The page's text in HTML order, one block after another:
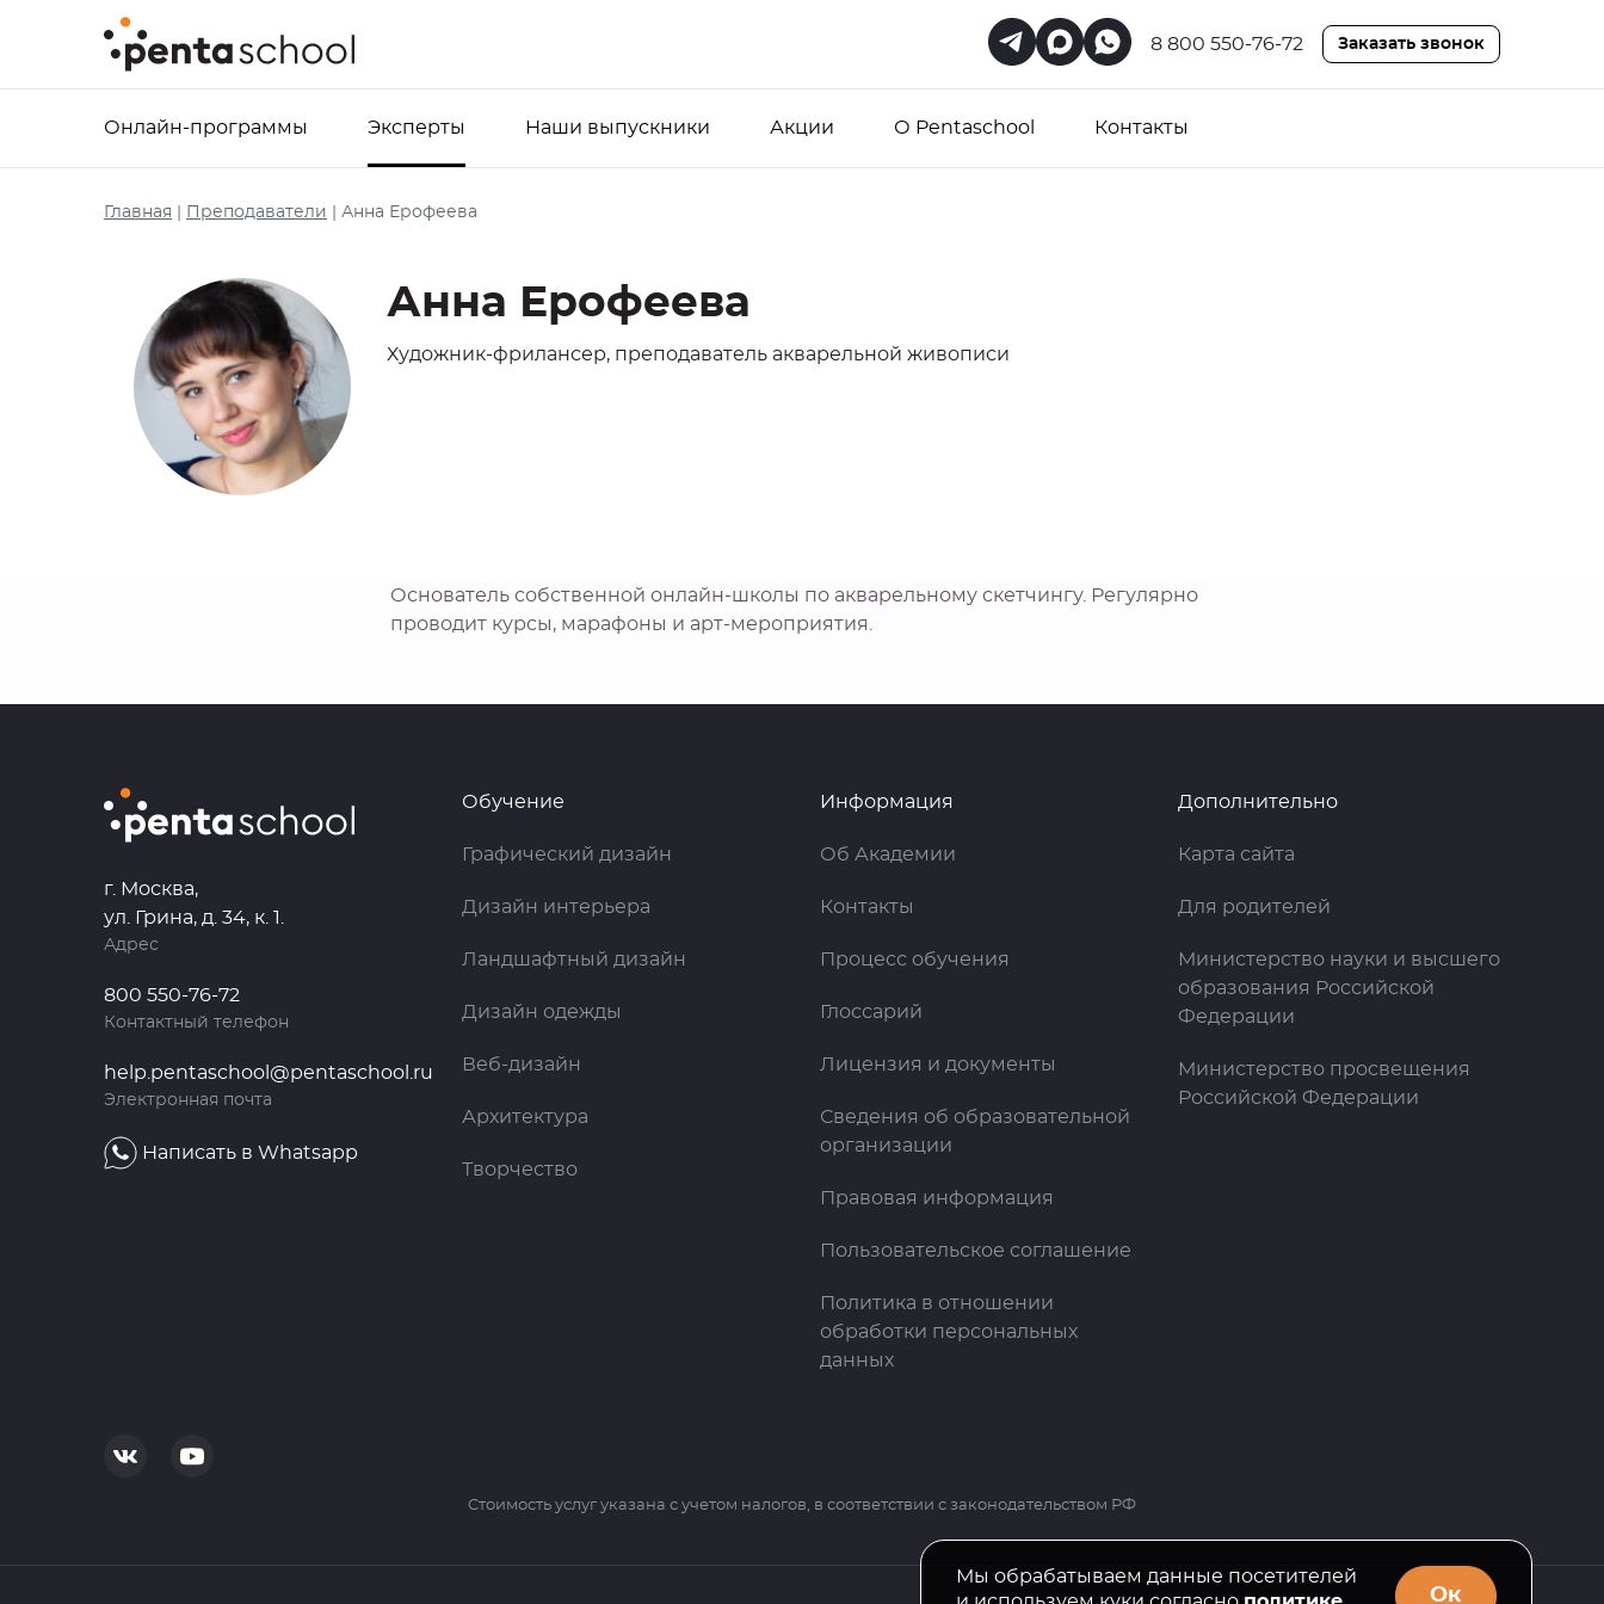
8 800 550-76-72 Заказать звонок
Онлайн-программы Эксперты Наши выпускники Акции О Pentaschool Контакты
Главная Преподаватели Анна Ерофеева
Анна Ерофеева
Художник-фрилансер, преподаватель акварельной живописи
Основатель собственной онлайн-школы по акварельному скетчингу. Регулярно
проводит курсы, марафоны и арт-мероприятия.
Мы обрабатываем данные посетителей
Ок
г. Москва,
ул. Грина, д. 34, к. 1.
Адрес
800 550-76-72
Контактный телефон
help.pentaschool@pentaschool.ru
Электронная почта
Написать в Whatsapp
Обучение
Графический дизайн
Дизайн интерьера
Ландшафтный дизайн
Дизайн одежды
Веб-дизайн
Архитектура
Творчество
Информация
Об Академии
Контакты
Процесс обучения
Глоссарий
Лицензия и документы
Сведения об образовательной
организации
Правовая информация
Пользовательское соглашение
Политика в отношении
обработки персональных
данных
Дополнительно
Карта сайта
Для родителей
Министерство науки и высшего
образования Российской
Федерации
Министерство просвещения
Российской Федерации
Cтоимость услуг указана с учетом налогов, в соответствии с законодательством РФ